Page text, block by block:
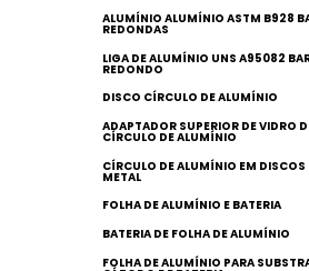
ALUMÍNIO ALUMÍNIO ASTM B928
REDONDAS
LIGA DE ALUMÍNIO UNS A95082
REDONDO
DISCO CÍRCULO DE ALUMÍNIO
ADAPTADOR SUPERIOR DE VIDRO
CÍRCULO DE ALUMÍNIO
CÍRCULO DE ALUMÍNIO EM DISCOS
METAL
FOLHA DE ALUMÍNIO E BATERIA
BATERIA DE FOLHA DE ALUMÍNIO
FOLHA DE ALUMÍNIO PARA